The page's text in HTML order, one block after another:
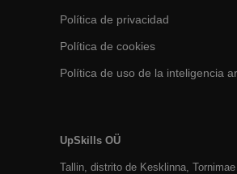
Política de privacidad
Política de cookies
Política de uso de la inteligencia
UpSkills OÜ
Tallin, distrito de Kesklinna,